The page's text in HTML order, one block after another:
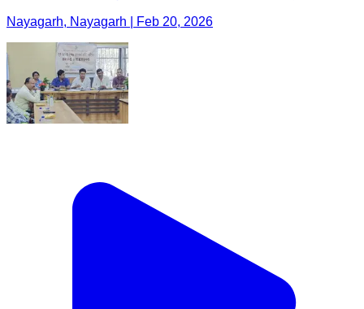
Nayagarh, Nayagarh | Feb 20, 2026